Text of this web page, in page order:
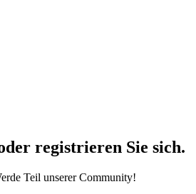
registrieren Sie sich.
Teil unserer Community!